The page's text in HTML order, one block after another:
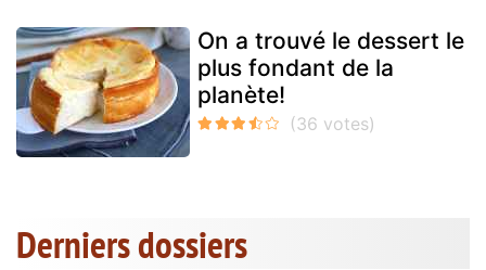
On a trouvé le dessert le
plus fondant de la
planète!
Derniers dossiers